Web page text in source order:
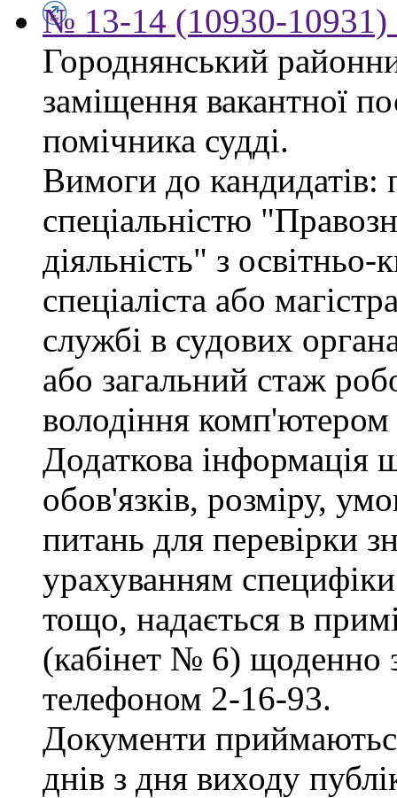
№ 13-14 (10930-10931)
Городнянський
заміщення вакантної
помічника судді.
Вимоги до кандидатів:
спеціальністю
діяльність" з
спеціаліста або
службі в судових
або загальний стаж
володіння комп'ютером
Додаткова інформація
обов'язків, розміру,
питань для перевірки
урахуванням
тощо, надається в
(кабінет № 6) щоденно
телефоном 2-16-93.
Документи
днів з дня виходу